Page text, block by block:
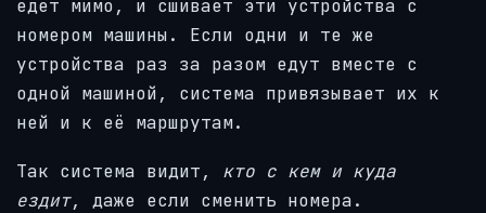
едет мимо, и сшивает эти устройства с
номером машины. Если одни и те же
устройства раз за разом едут вместе с
одной машиной, система привязывает их к
ней и к её маршрутам.
Так система видит, кто с кем и куда
ездит, даже если сменить номера.